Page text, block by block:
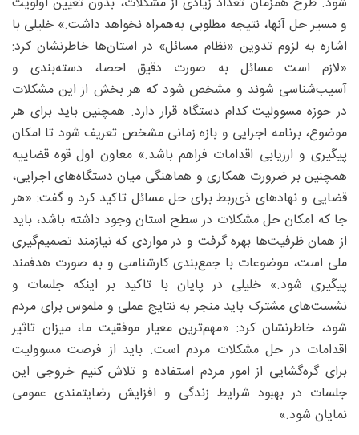
و مسیر حل آنها، نتیجه مطلوبی به‌همراه نخواهد داشت.» خلیلی با
اشاره به لزوم تدوین «نظام مسائل» در استان‌ها خاطرنشان کرد:
«لازم است مسائل به صورت دقیق احصا، دسته‌بندی و
آسیب‌شناسی شوند و مشخص شود که هر بخش از این مشکلات
در حوزه مسوولیت کدام دستگاه قرار دارد. همچنین باید برای هر
موضوع، برنامه اجرایی و بازه زمانی مشخص تعریف شود تا امکان
پیگیری و ارزیابی اقدامات فراهم باشد.» معاون اول قوه قضاییه
همچنین بر ضرورت همکاری و هماهنگی میان دستگاه‌های اجرایی،
قضایی و نهاد‌های ذی‌ربط برای حل مسائل تاکید کرد و گفت: «هر
جا که امکان حل مشکلات در سطح استان وجود داشته باشد، باید
از همان ظرفیت‌ها بهره گرفت و در مواردی که نیازمند تصمیم‌گیری
ملی است، موضوعات با جمع‌بندی کارشناسی و به صورت هدفمند
پیگیری شود.» خلیلی در پایان با تاکید بر اینکه جلسات و
نشست‌های مشترک باید منجر به نتایج عملی و ملموس برای مردم
شود، خاطرنشان کرد: «مهم‌ترین معیار موفقیت ما، میزان تاثیر
اقدامات در حل مشکلات مردم است. باید از فرصت مسوولیت
برای گره‌گشایی از امور مردم استفاده و تلاش کنیم خروجی این
جلسات در بهبود شرایط زندگی و افزایش رضایتمندی عمومی
نمایان شود.»